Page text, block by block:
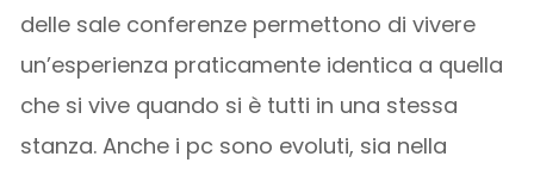
delle sale conferenze permettono di vivere
un’esperienza praticamente identica a quella
che si vive quando si è tutti in una stessa
stanza. Anche i pc sono evoluti, sia nella